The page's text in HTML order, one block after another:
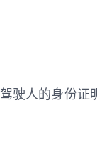
驶人的身份证